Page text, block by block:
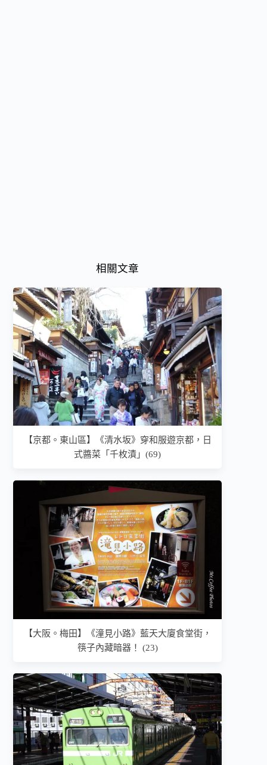
相關文章
【京都。東山區】《清水坂》穿和服遊京都，日
式醬菜「千枚漬」(69)
【大阪。梅田】《潼見小路》藍天大廈食堂街，
筷子內藏暗器！ (23)